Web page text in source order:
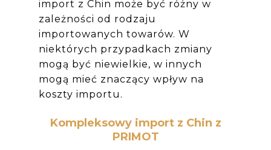
import z Chin może być różny w
zależności od rodzaju
importowanych towarów. W
niektórych przypadkach zmiany
mogą być niewielkie, w innych
mogą mieć znaczący wpływ na
koszty importu.
Kompleksowy import z Chin z
PRIMOT